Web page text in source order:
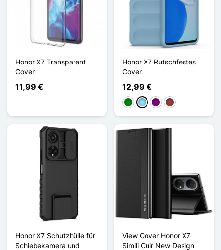
Honor X7 Transparent
Cover
11,99 €
Honor X7 Rutschfestes
Cover
12,99 €
GrünHellblau
ViolettDunkelrot
Honor X7 Schutzhülle für
Schiebekamera und
View Cover Honor X7
Simili Cuir New Design